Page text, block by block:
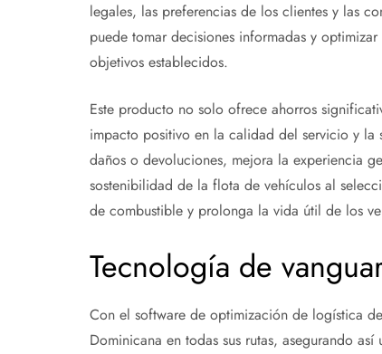
legales, las preferencias de los clientes y las
puede tomar decisiones informadas y
objetivos establecidos.
Este producto no solo ofrece ahorros
impacto positivo en la calidad del servicio y
daños o devoluciones, mejora la experiencia
sostenibilidad de la flota de vehículos al
de combustible y prolonga la vida útil de los
Tecnología de
Con el software de optimización de logística
Dominicana en todas sus rutas, asegurando